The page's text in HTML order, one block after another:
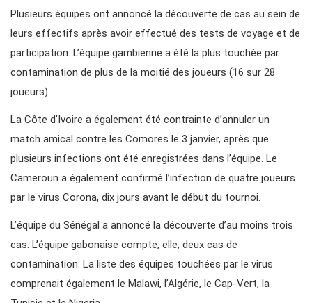
Plusieurs équipes ont annoncé la découverte de cas au sein de
leurs effectifs après avoir effectué des tests de voyage et de
participation. L’équipe gambienne a été la plus touchée par
contamination de plus de la moitié des joueurs (16 sur 28
joueurs).
La Côte d’Ivoire a également été contrainte d’annuler un
match amical contre les Comores le 3 janvier, après que
plusieurs infections ont été enregistrées dans l’équipe. Le
Cameroun a également confirmé l’infection de quatre joueurs
par le virus Corona, dix jours avant le début du tournoi.
L’équipe du Sénégal a annoncé la découverte d’au moins trois
cas. L’équipe gabonaise compte, elle, deux cas de
contamination. La liste des équipes touchées par le virus
comprenait également le Malawi, l’Algérie, le Cap-Vert, la